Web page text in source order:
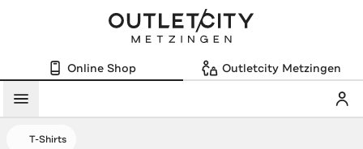
Online Shop Outletcity Metzingen
Menü
T-Shirts